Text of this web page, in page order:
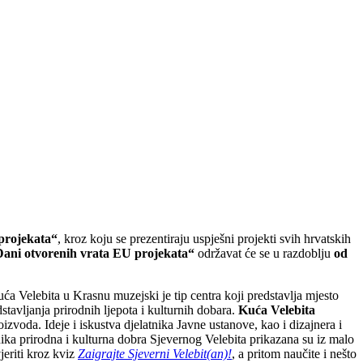
, kroz koju se prezentiraju uspješni projekti svih hrvatskih
otvorenih vrata EU projekata“ održavat će se u razdoblju od
Velebita u Krasnu muzejski je tip centra koji predstavlja mjesto
prirodnih ljepota i kulturnih dobara. Kuća Velebita
Ideje i iskustva djelatnika Javne ustanove, kao i dizajnera i
prirodna i kulturna dobra Sjevernog Velebita prikazana su iz malo
kroz kviz Zaigrajte Sjeverni Velebit(an)!, a pritom naučite i nešto